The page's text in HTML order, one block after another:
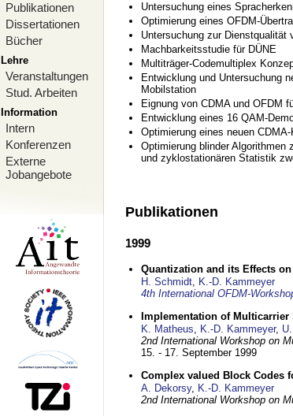
Publikationen
Dissertationen
Bücher
Lehre
Veranstaltungen
Stud. Arbeiten
Information
Intern
Konferenzen
Externe
Jobangebote
Untersuchung eines
Optimierung eines OFDM-
Untersuchung zur Dienstqualität
Machbarkeitsstudie für DÜNE
Multiträger-Codemultiplex
Entwicklung und Untersuchung
Mobilstation
Eignung von CDMA und OFDM
Entwicklung eines 16 QAM-
Optimierung eines neuen
Optimierung blinder Algorithmen
und zyklostationären Statistik
Publikationen
1999
Quantization and its Effects
H. Schmidt, K.-D. Kammeyer
4th International OFDM-
Implementation of
K. Matheus, K.-D. Kammeyer,
2nd International Workshop on
15. - 17. September 1999
Complex valued Block Codes
A. Dekorsy, K.-D. Kammeyer
2nd International Workshop on